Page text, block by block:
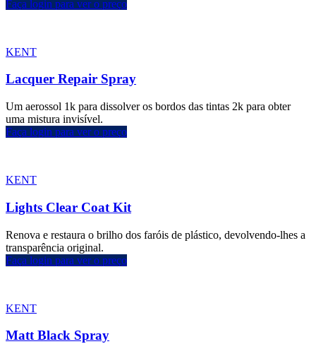
Faça login para ver o preço
KENT
Lacquer Repair Spray
Um aerossol 1k para dissolver os bordos das tintas 2k para obter
uma mistura invisível.
Faça login para ver o preço
KENT
Lights Clear Coat Kit
Renova e restaura o brilho dos faróis de plástico, devolvendo-lhes a
transparência original.
Faça login para ver o preço
KENT
Matt Black Spray